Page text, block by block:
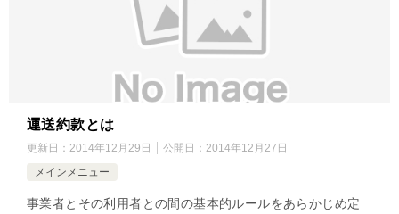
運送約款とは
更新日： 2014年12月29日 公開日： 2014年12月27日
メインメニュー
事業者とその利用者との間の基本的ルールをあらかじめ定